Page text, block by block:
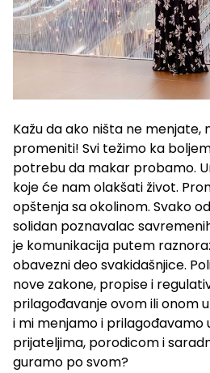
Kažu da ako ništa ne menjate,
promeniti! Svi težimo ka
potrebu da makar probamo.
koje će nam olakšati život.
opštenja sa okolinom. Svako
solidan poznavalac
je komunikacija putem
obavezni deo svakidašnjice.
nove zakone, propise i
prilagođavanje ovom ili onom
i mi menjamo i prilagođavamo
prijateljima, porodicom i
guramo po svom?